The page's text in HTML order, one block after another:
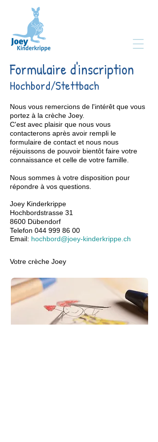
Formulaire d'inscription
Hochbord/Stettbach
Nous vous remercions de l'intérêt que vous
portez à la crèche Joey.
C'est avec plaisir que nous vous
contacterons après avoir rempli le
formulaire de contact et nous nous
réjouissons de pouvoir bientôt faire votre
connaissance et celle de votre famille.
Nous sommes à votre disposition pour
répondre à vos questions.
Joey Kinderkrippe
Hochbordstrasse 31
8600 Dübendorf
Telefon 044 999 86 00
Email: hochbord@joey-kinderkrippe.ch
Votre crèche Joey